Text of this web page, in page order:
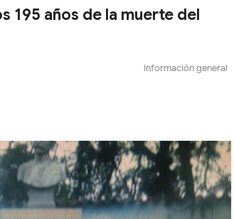
195 años de la muerte del
Información general